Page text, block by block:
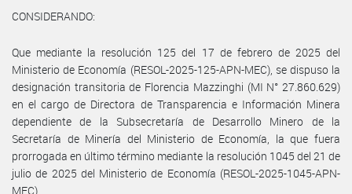
CONSIDERANDO:
Que mediante la resolución 125 del 17 de febrero de 2025 del
Ministerio de Economía (RESOL-2025-125-APN-MEC), se dispuso la
designación transitoria de Florencia Mazzinghi (MI N° 27.860.629)
en el cargo de Directora de Transparencia e Información Minera
dependiente de la Subsecretaría de Desarrollo Minero de la
Secretaría de Minería del Ministerio de Economía, la que fuera
prorrogada en último término mediante la resolución 1045 del 21 de
julio de 2025 del Ministerio de Economía (RESOL-2025-1045-APN-
MEC).